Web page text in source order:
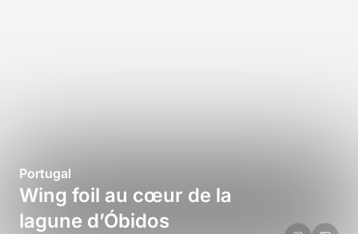
Portugal
Wing foil au cœur de la
lagune d’Óbidos